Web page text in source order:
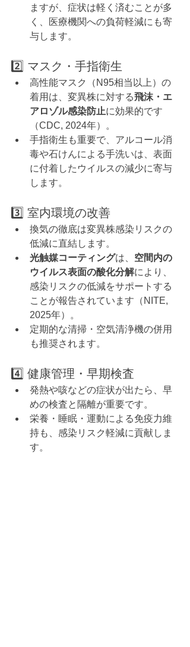
ますが、症状は軽く済むことが多
く、医療機関への負荷軽減にも寄
与します。
2️⃣ マスク・手指衛生
高性能マスク（N95相当以上）の
着用は、変異株に対する飛沫・エ
アロゾル感染防止に効果的です
（CDC, 2024年）。
手指衛生も重要で、アルコール消
毒や石けんによる手洗いは、表面
に付着したウイルスの減少に寄与
します。
3️⃣ 室内環境の改善
換気の徹底は変異株感染リスクの
低減に直結します。
光触媒コーティングは、 空間内の
ウイルス表面の酸化分解により、
感染リスクの低減をサポートする
ことが報告されています（NITE,
2025年）。
定期的な清掃・空気清浄機の併用
も推奨されます。
4️⃣ 健康管理・早期検査
発熱や咳などの症状が出たら、早
めの検査と隔離が重要です。
栄養・睡眠・運動による免疫力維
持も、感染リスク軽減に貢献しま
す。